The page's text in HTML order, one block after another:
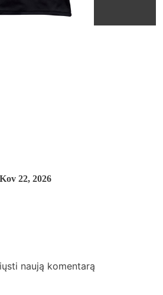
22, 2026
naują komentarą